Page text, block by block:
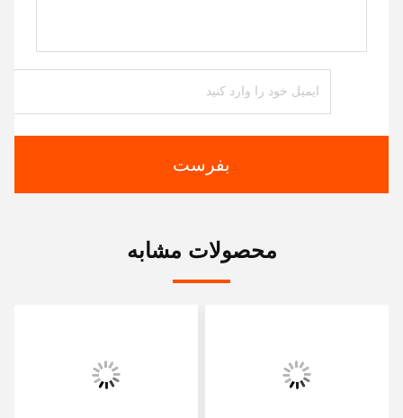
بفرست
محصولات مشابه